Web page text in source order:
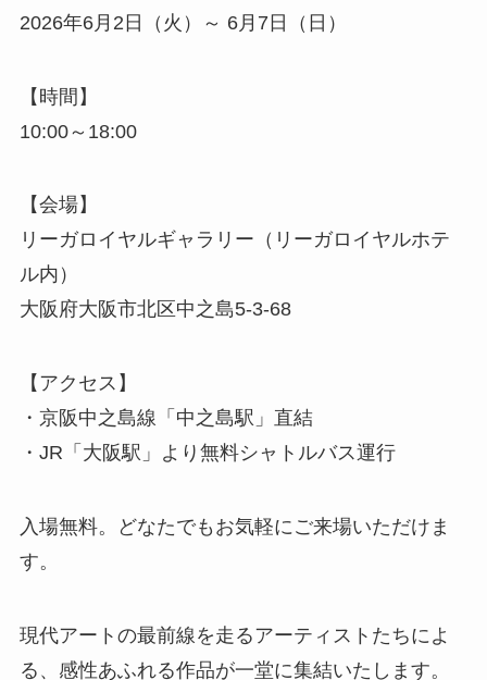
2026年6月2日（火）～ 6月7日（日）
【時間】
10:00～18:00
【会場】
リーガロイヤルギャラリー（リーガロイヤルホテ
ル内）
大阪府大阪市北区中之島5-3-68
【アクセス】
・京阪中之島線「中之島駅」直結
・JR「大阪駅」より無料シャトルバス運行
入場無料。どなたでもお気軽にご来場いただけま
す。
現代アートの最前線を走るアーティストたちによ
る、感性あふれる作品が一堂に集結いたします。